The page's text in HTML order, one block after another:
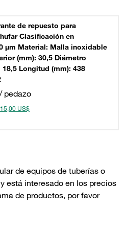
de repuesto para
Clasificación en
µm Material: Malla inoxidable
(mm): 30,5 Diámetro
Longitud (mm): 438
/ pedazo
US$
de equipos de tuberías o
está interesado en los precios
de productos, por favor